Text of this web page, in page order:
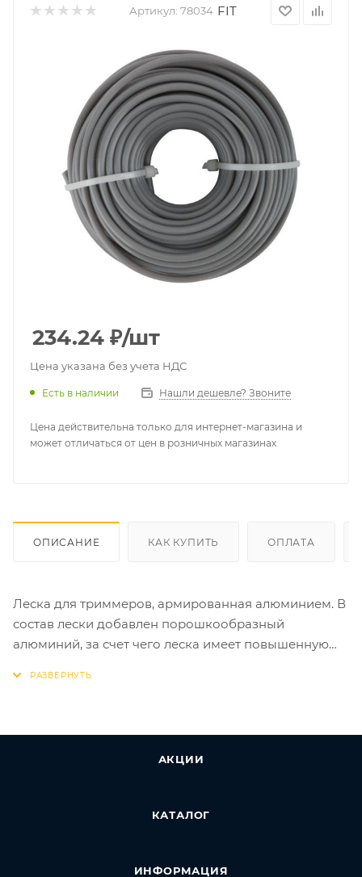
Артикул: 78034 FIT
234.24 ₽/шт
Цена указана без учета НДС
Есть в наличии Нашли дешевле? Звоните
Цена действительна только для интернет-магазина и
может отличаться от цен в розничных магазинах
ОПИСАНИЕ КАК КУПИТЬ ОПЛАТА
Леска для триммеров, армированная алюминием. В
состав лески добавлен порошкообразный
алюминий, за счет чего леска имеет повышенную
АКЦИИ
КАТАЛОГ
ИНФОРМАЦИЯ